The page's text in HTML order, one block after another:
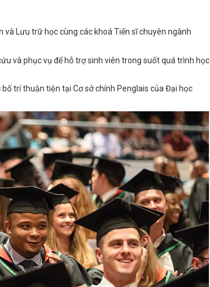
Lưu trữ học cùng các khoá Tiến sĩ chuyên ngành
và phục vụ để hỗ trợ sinh viên trong suốt quá trình học
trí thuận tiện tại Cơ sở chính Penglais của Đại học